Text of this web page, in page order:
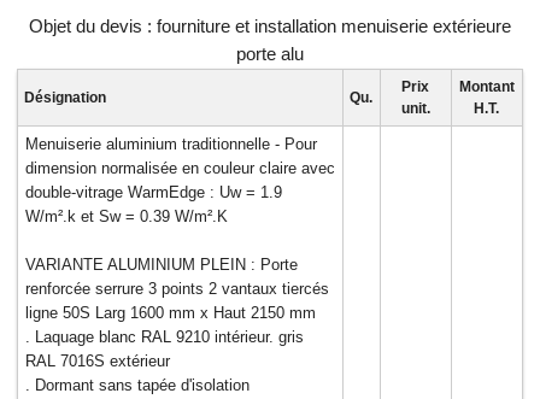
Objet du devis : fourniture et installation menuiserie extérieure
porte alu
Désignation Qu.
Prix
unit.
Montant
H.T.
Menuiserie aluminium traditionnelle - Pour
dimension normalisée en couleur claire avec
double-vitrage WarmEdge : Uw = 1.9
W/m².k et Sw = 0.39 W/m².K
VARIANTE ALUMINIUM PLEIN : Porte
renforcée serrure 3 points 2 vantaux tiercés
ligne 50S Larg 1600 mm x Haut 2150 mm
. Laquage blanc RAL 9210 intérieur. gris
RAL 7016S extérieur
. Dormant sans tapée d'isolation